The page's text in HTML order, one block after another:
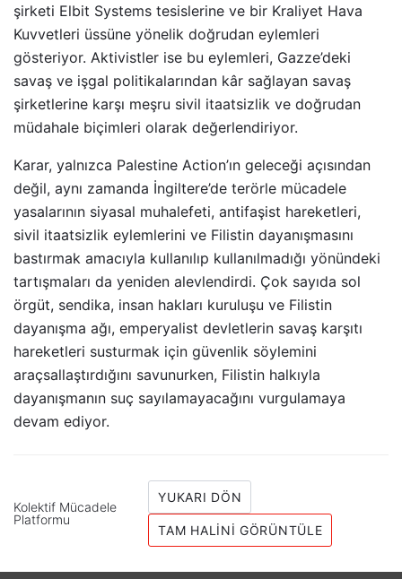
şirketi Elbit Systems tesislerine ve bir Kraliyet Hava
Kuvvetleri üssüne yönelik doğrudan eylemleri
gösteriyor. Aktivistler ise bu eylemleri, Gazze’deki
savaş ve işgal politikalarından kâr sağlayan savaş
şirketlerine karşı meşru sivil itaatsizlik ve doğrudan
müdahale biçimleri olarak değerlendiriyor.
Karar, yalnızca Palestine Action’ın geleceği açısından
değil, aynı zamanda İngiltere’de terörle mücadele
yasalarının siyasal muhalefeti, antifaşist hareketleri,
sivil itaatsizlik eylemlerini ve Filistin dayanışmasını
bastırmak amacıyla kullanılıp kullanılmadığı yönündeki
tartışmaları da yeniden alevlendirdi. Çok sayıda sol
örgüt, sendika, insan hakları kuruluşu ve Filistin
dayanışma ağı, emperyalist devletlerin savaş karşıtı
hareketleri susturmak için güvenlik söylemini
araçsallaştırdığını savunurken, Filistin halkıyla
dayanışmanın suç sayılamayacağını vurgulamaya
devam ediyor.
Kolektif Mücadele
Platformu
YUKARI DÖN
TAM HALINI GÖRÜNTÜLE